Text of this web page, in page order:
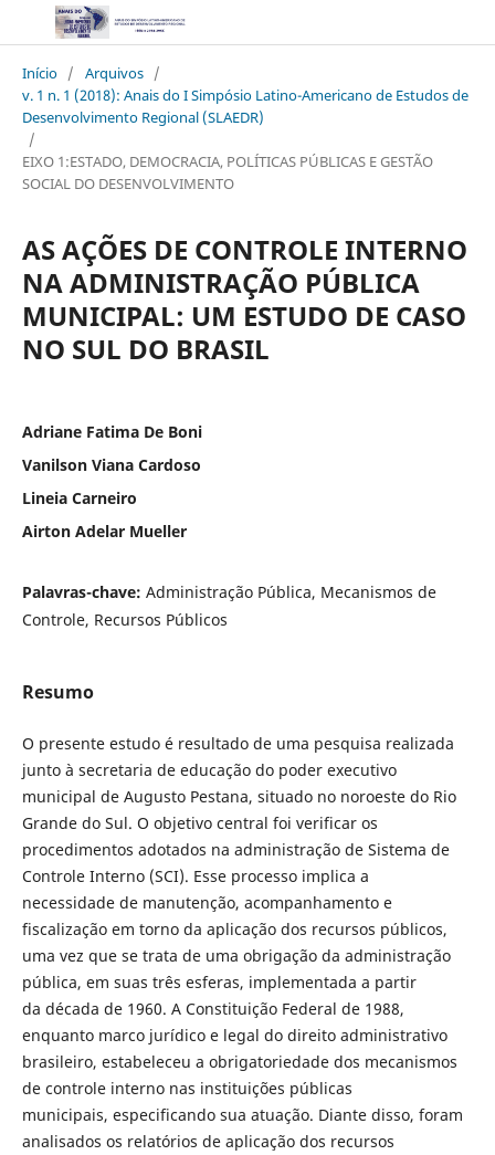
Início / Arquivos /
v. 1 n. 1 (2018): Anais do I Simpósio Latino-Americano de Estudos de
Desenvolvimento Regional (SLAEDR)
/
EIXO 1:ESTADO, DEMOCRACIA, POLÍTICAS PÚBLICAS E GESTÃO
SOCIAL DO DESENVOLVIMENTO
AS AÇÕES DE CONTROLE INTERNO
NA ADMINISTRAÇÃO PÚBLICA
MUNICIPAL: UM ESTUDO DE CASO
NO SUL DO BRASIL
Adriane Fatima De Boni
Vanilson Viana Cardoso
Lineia Carneiro
Airton Adelar Mueller
Palavras-chave: Administração Pública, Mecanismos de
Controle, Recursos Públicos
Resumo
O presente estudo é resultado de uma pesquisa realizada
junto à secretaria de educação do poder executivo
municipal de Augusto Pestana, situado no noroeste do Rio
Grande do Sul. O objetivo central foi verificar os
procedimentos adotados na administração de Sistema de
Controle Interno (SCI). Esse processo implica a
necessidade de manutenção, acompanhamento e
fiscalização em torno da aplicação dos recursos públicos,
uma vez que se trata de uma obrigação da administração
pública, em suas três esferas, implementada a partir
da década de 1960. A Constituição Federal de 1988,
enquanto marco jurídico e legal do direito administrativo
brasileiro, estabeleceu a obrigatoriedade dos mecanismos
de controle interno nas instituições públicas
municipais, especificando sua atuação. Diante disso, foram
analisados os relatórios de aplicação dos recursos